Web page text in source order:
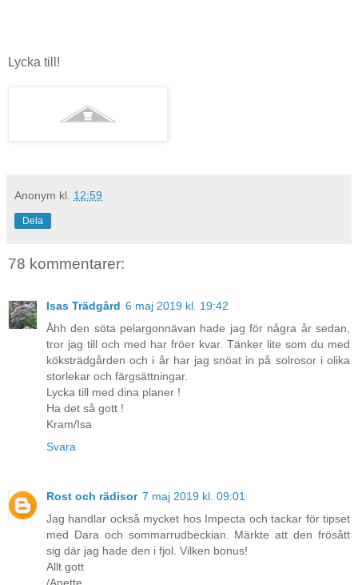
Lycka till!
Anonym kl. 12:59
Dela
78 kommentarer:
Isas Trädgård 6 maj 2019 kl. 19:42
Åhh den söta pelargonnävan hade jag för några år sedan,
tror jag till och med har fröer kvar. Tänker lite som du med
köksträdgården och i år har jag snöat in på solrosor i olika
storlekar och färgsättningar.
Lycka till med dina planer !
Ha det så gott !
Kram/Isa
Svara
Rost och rädisor 7 maj 2019 kl. 09:01
Jag handlar också mycket hos Impecta och tackar för tipset
med Dara och sommarrudbeckian. Märkte att den frösått
sig där jag hade den i fjol. Vilken bonus!
Allt gott
/Anette